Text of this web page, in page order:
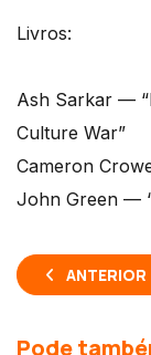
Livros:
Ash Sarkar —
Culture War”
Cameron
John Green —
ANTERIOR
Pode